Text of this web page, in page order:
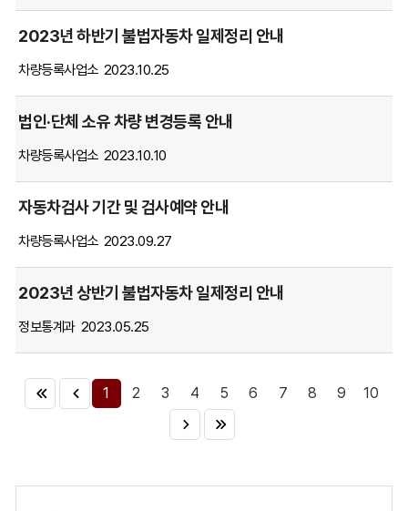
회
항
별
순
서
로
안
내
는
표
입
다.
2023년 하반기 불법자동차 일제정리 안내
차량등록사업소 2023.10.25
법인‧단체 소유 차량 변경등록 안내
차량등록사업소 2023.10.10
자동차검사 기간 및 검사예약 안내
차량등록사업소 2023.09.27
2023년 상반기 불법자동차 일제정리 안내
정보통계과 2023.05.25
1 2 3 4 5 6 7 8 9 10